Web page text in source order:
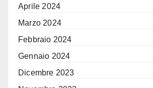
Aprile 2024
Marzo 2024
Febbraio 2024
Gennaio 2024
Dicembre 2023